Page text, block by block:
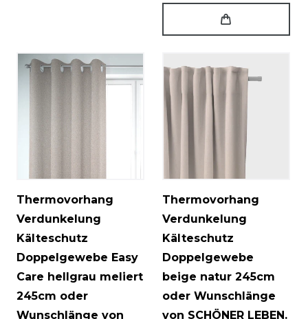
Thermovorhang
Verdunkelung
Kälteschutz
Doppelgewebe Easy
Care hellgrau meliert
245cm oder
Wunschlänge von
Thermovorhang
Verdunkelung
Kälteschutz
Doppelgewebe
beige natur 245cm
oder Wunschlänge
von SCHÖNER LEBEN.